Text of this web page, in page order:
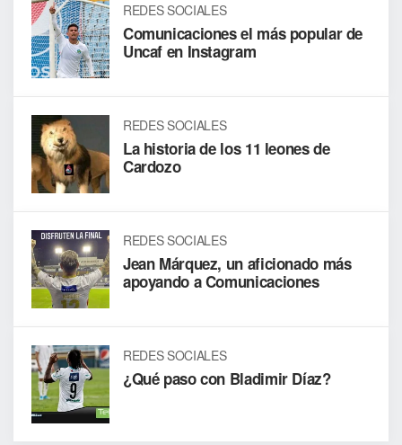
REDES SOCIALES
Comunicaciones el más popular de
Uncaf en Instagram
REDES SOCIALES
La historia de los 11 leones de
Cardozo
REDES SOCIALES
Jean Márquez, un aficionado más
apoyando a Comunicaciones
REDES SOCIALES
¿Qué paso con Bladimir Díaz?